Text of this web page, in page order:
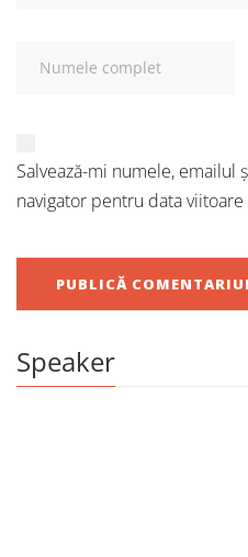
Salvează-mi numele, emailul
navigator pentru data
Speaker